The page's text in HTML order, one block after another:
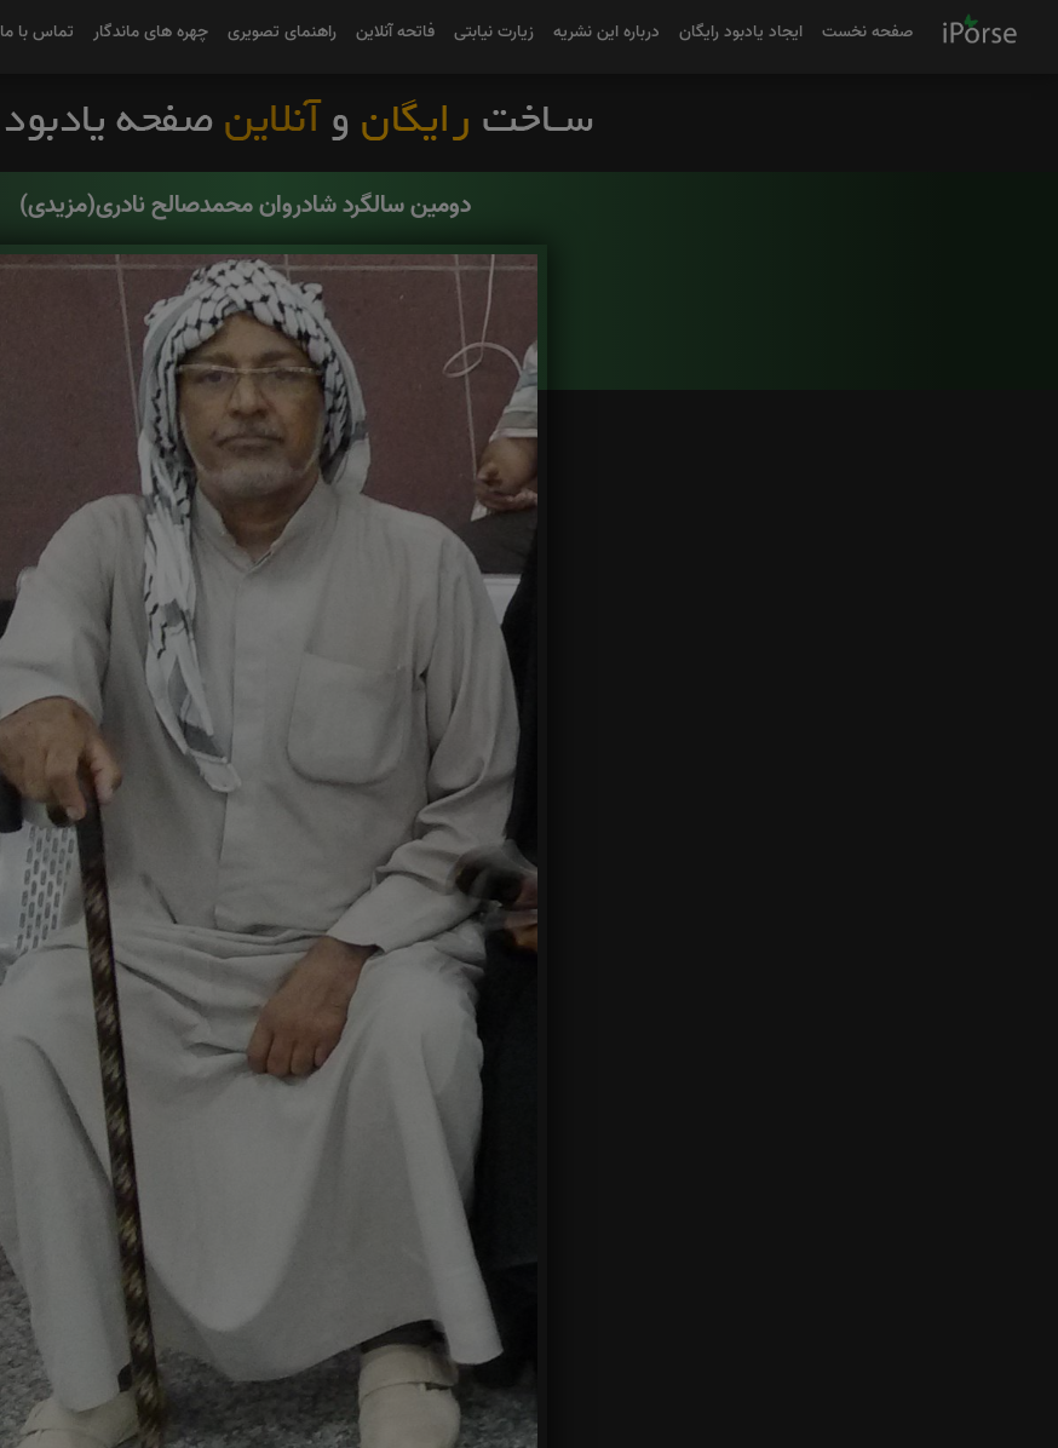
صفحه نخست ایجاد یادبود رایگان درباره این نشریه زیارت نیابتی فاتحه آنلاین راهنمای تصویری چهره های ماندگار تماس با ما
دومین سالگرد شادروان محمدصالح نادری(مزیدی)